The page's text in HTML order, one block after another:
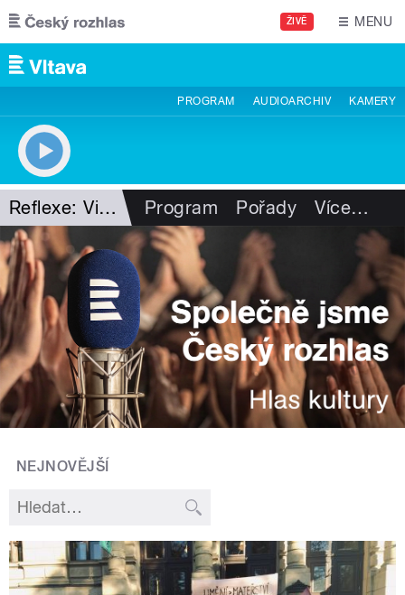
Přejít k hlavnímu obsahu
ŽIVĚ MENU
PROGRAM AUDIOARCHIV KAMERY
Reflexe: Vizuální umění! Program Pořady Více…
NEJNOVĚJŠÍ